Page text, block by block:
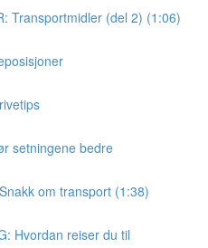
Transportmidler (del 2) (1:06)
setningene bedre
om transport (1:38)
Hvordan reiser du til